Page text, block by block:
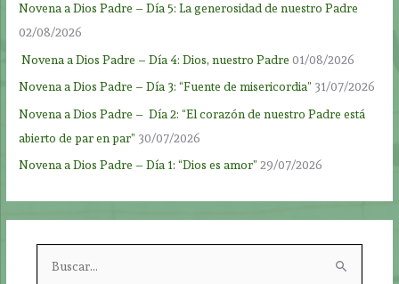
Novena a Dios Padre – Día 5: La generosidad de nuestro Padre
02/08/2026
Novena a Dios Padre – Día 4: Dios, nuestro Padre 01/08/2026
Novena a Dios Padre – Día 3: “Fuente de misericordia” 31/07/2026
Novena a Dios Padre – Día 2: “El corazón de nuestro Padre está
abierto de par en par” 30/07/2026
Novena a Dios Padre – Día 1: “Dios es amor” 29/07/2026